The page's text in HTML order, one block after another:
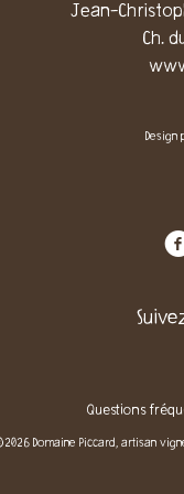
Jean-
Ch.
Design
Questions
Domaine Piccard, artisan